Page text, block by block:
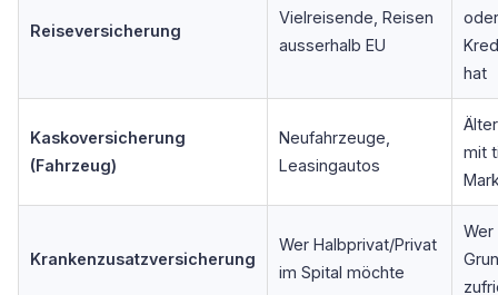
Reiseversicherung
Vielreisende, Reisen
ausserhalb EU
oder
hat
Kaskoversicherung
(Fahrzeug)
Neufahrzeuge,
Leasingautos
mit
Krankenzusatzversicherung
Wer Halbprivat/Privat
im Spital möchte
Wer